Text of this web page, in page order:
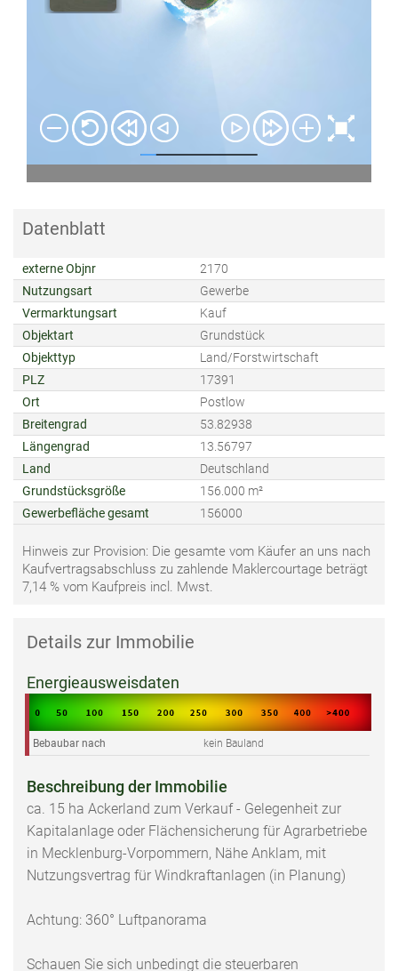
Datenblatt
externe Objnr
2170
Nutzungsart
Gewerbe
Vermarktungsart
Kauf
Objektart
Grundstück
Objekttyp
Land/Forstwirtschaft
PLZ
17391
Ort
Postlow
Breitengrad
53.82938
Längengrad
13.56797
Land
Deutschland
Grundstücksgröße
156.000 m²
Gewerbefläche gesamt
156000
Hinweis zur Provision: Die gesamte vom Käufer an uns nach
Kaufvertragsabschluss zu zahlende Maklercourtage beträgt
7,14 % vom Kaufpreis incl. Mwst.
Details zur Immobilie
Energieausweisdaten
Bebaubar nach kein Bauland
Beschreibung der Immobilie
ca. 15 ha Ackerland zum Verkauf - Gelegenheit zur
Kapitalanlage oder Flächensicherung für Agrarbetriebe
in Mecklenburg-Vorpommern, Nähe Anklam, mit
Nutzungsvertrag für Windkraftanlagen (in Planung)
Achtung: 360° Luftpanorama
Schauen Sie sich unbedingt die steuerbaren